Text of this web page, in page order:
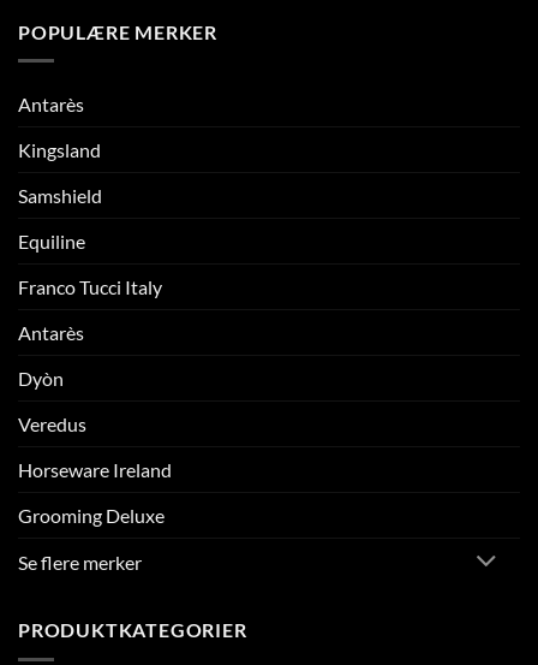
POPULÆRE MERKER
Antarès
Kingsland
Samshield
Equiline
Franco Tucci Italy
Antarès
Dyòn
Veredus
Horseware Ireland
Grooming Deluxe
Se flere merker
PRODUKTKATEGORIER